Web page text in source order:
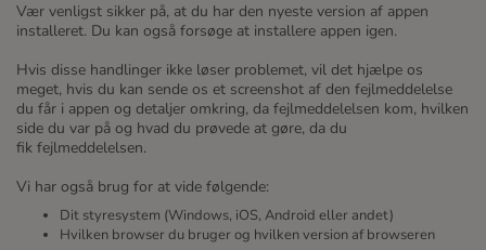
Vær venligst sikker på, at du har den nyeste version af appen
installeret. Du kan også forsøge at installere appen igen.
Hvis disse handlinger ikke løser problemet, vil det hjælpe os
meget, hvis du kan sende os et screenshot af den fejlmeddelelse
du får i appen og detaljer omkring, da fejlmeddelelsen kom, hvilken
side du var på og hvad du prøvede at gøre, da du
fik fejlmeddelelsen.
Vi har også brug for at vide følgende:
Dit styresystem (Windows, iOS, Android eller andet)
Hvilken browser du bruger og hvilken version af browseren